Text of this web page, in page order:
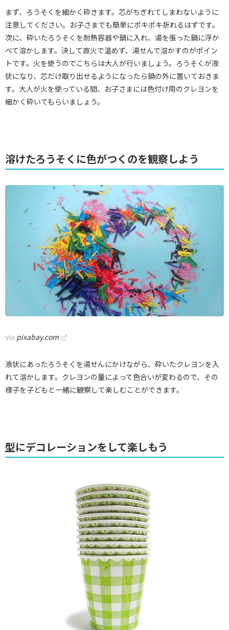
まず、ろうそくを細かく砕きます。芯がちぎれてしまわないように
注意してください。お子さまでも簡単にポキポキ折れるはずです。
次に、砕いたろうそくを耐熱容器や鍋に入れ、湯を張った鍋に浮か
べて溶かします。決して直火で温めず、湯せんで溶かすのがポイン
トです。火を使うのでこちらは大人が行いましょう。ろうそくが液
状になり、芯だけ取り出せるようになったら鍋の外に置いておきま
す。大人が火を使っている間、お子さまには色付け用のクレヨンを
細かく砕いてもらいましょう。
溶けたろうそくに色がつくのを観察しよう
via pixabay.com
液状にあったろうそくを湯せんにかけながら、砕いたクレヨンを入
れて溶かします。クレヨンの量によって色合いが変わるので、その
様子を子どもと一緒に観察して楽しむことができます。
型にデコレーションをして楽しもう